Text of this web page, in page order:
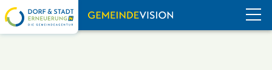
Navigation